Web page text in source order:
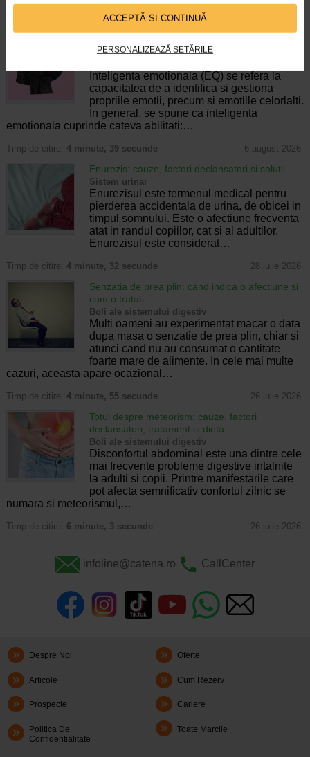
ACCEPTĂ SI CONTINUĂ
PERSONALIZEAZĂ SETĂRILE
CELE MAI RECENTE ARTICOLE
metode prin care va puteti imbunatati EQ-ul
Inteligenta emotionala (EQ) se refera la
capacitatea de a identifica si gestiona
propriile emotii, precum si emotiile celorlalti.
In general, se spune ca inteligenta
emotionala cuprinde cateva abilitati:…
Timp de citire: 4 minute, 39 secunde 6 august 2026
Enurezis: cauze, factori declansatori si solutii
Sistem urinar
Enurezisul este termenul medical pentru
pierderea accidentala de urina, de obicei in
timpul somnului. Este o afectiune frecventa
atat in randul copiilor, cat si al adultilor.
Enurezisul este considerat…
Timp de citire: 4 minute, 32 secunde 28 iulie 2026
Senzatia de prea plin: cand indica o afectiune si
cum o tratati
Boli ale sistemului digestiv
Multi oameni au experimentat macar o data
dupa masa o senzatie de prea plin, chiar si
atunci cand nu au consumat o cantitate
foarte mare de alimente. In cele mai multe
cazuri, aceasta apare ocazional…
Timp de citire: 4 minute, 55 secunde 26 iulie 2026
Totul despre meteorism: cauze, factori
declansatori, tratament si dieta
Boli ale sistemului digestiv
Disconfortul abdominal este una dintre cele
mai frecvente probleme digestive intalnite
la adulti si copii. Printre manifestarile care
pot afecta semnificativ confortul zilnic se
numara si meteorismul,…
Timp de citire: 6 minute, 3 secunde 26 iulie 2026
infoline@catena.ro CallCenter
Despre Noi Oferte
Articole Cum Rezerv
Prospecte Cariere
Politica De
Confidentialitate
Toate Marcile